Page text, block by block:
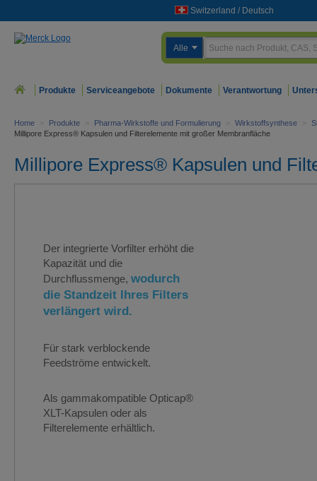
Switzerland / Deutsch
Alle
Produkte Serviceangebote Dokumente Verantwortung
Home > Produkte > Pharma-Wirkstoffe und Formulierung > Wirkstoffsynthese >
Millipore Express® Kapsulen und Filterelemente mit großer Membranfläche
Millipore Express® Kapsulen und
Der integrierte Vorfilter erhöht die
Kapazität und die
Durchflussmenge, wodurch
die Standzeit Ihres Filters
verlängert wird.
Für stark verblockende
Feedströme entwickelt.
Als gammakompatible Opticap®
XLT-Kapsulen oder als
Filterelemente erhältlich.